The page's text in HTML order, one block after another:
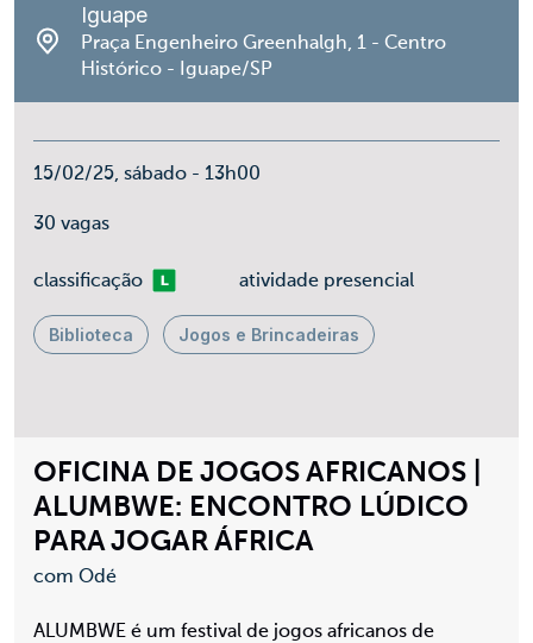
OFICINA DE JOGOS AFRICANOS |
ALUMBWE: ENCONTRO LÚDICO
PARA JOGAR ÁFRICA
com Odé
ALUMBWE é um festival de jogos africanos de
Iguape
Praça Engenheiro Greenhalgh, 1 - Centro
Histórico - Iguape/SP
15/02/25, sábado - 13h00
30 vagas
classificaçãoLivre atividade presencial
Biblioteca Jogos e Brincadeiras